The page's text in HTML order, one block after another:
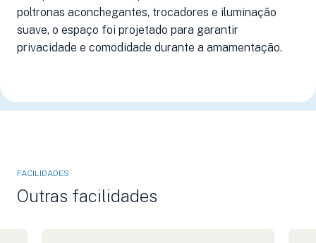
poltronas aconchegantes, trocadores e iluminação
suave, o espaço foi projetado para garantir
privacidade e comodidade durante a amamentação.
FACILIDADES
Outras facilidades